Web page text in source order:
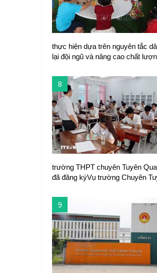
thực hiện dựa trên nguyên tắc
lại đội ngũ và nâng cao chất
8
trường THPT chuyên Tuyên
đã đăng kýVụ trường Chuyên
9